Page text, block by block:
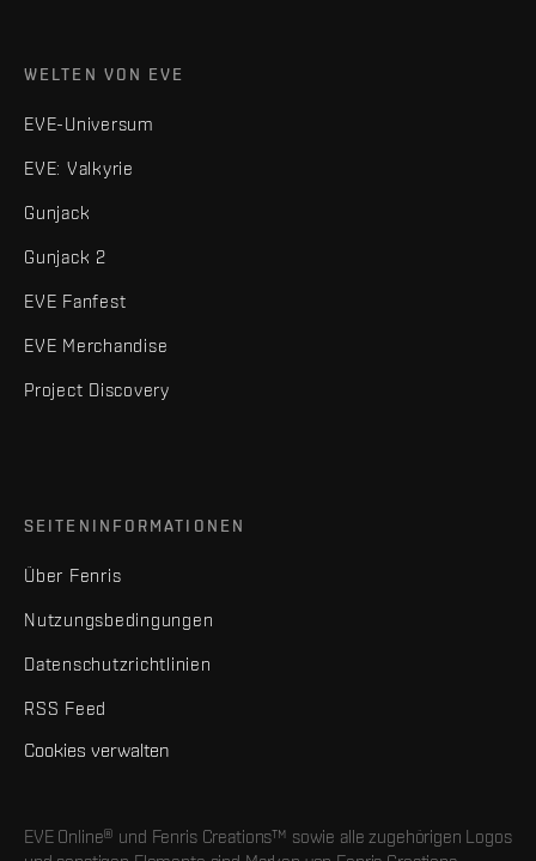
WELTEN VON EVE
EVE-Universum
EVE: Valkyrie
Gunjack
Gunjack 2
EVE Fanfest
EVE Merchandise
Project Discovery
SEITENINFORMATIONEN
Über Fenris
Nutzungsbedingungen
Datenschutzrichtlinien
RSS Feed
Cookies verwalten
EVE Online® und Fenris Creations™ sowie alle zugehörigen Logos